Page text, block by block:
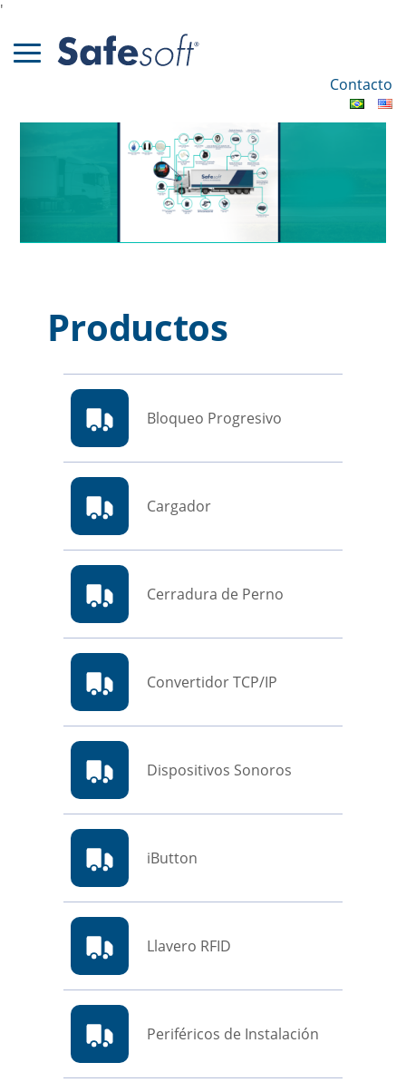
'
Contacto
Productos
Bloqueo Progresivo
Cargador
Cerradura de Perno
Convertidor TCP/IP
Dispositivos Sonoros
iButton
Llavero RFID
Periféricos de Instalación